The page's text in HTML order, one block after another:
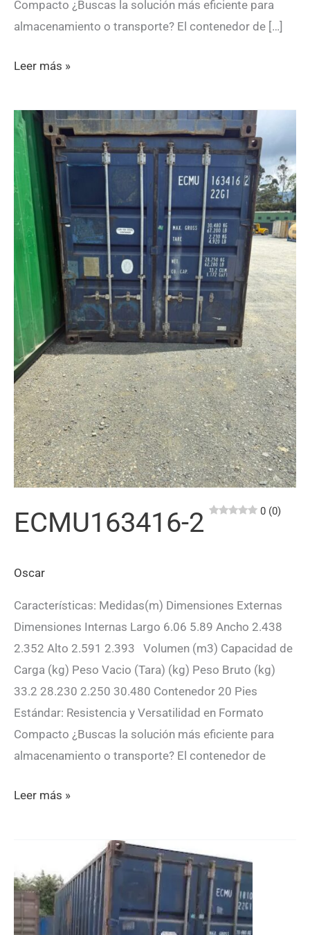
Compacto ¿Buscas la solución más eficiente para
almacenamiento o transporte? El contenedor de […]
ECMU187259-
0 (0)
Leer más »
ECMU163416-2 0 (0)
Oscar
Características: Medidas(m) Dimensiones Externas
Dimensiones Internas Largo 6.06 5.89 Ancho 2.438
2.352 Alto 2.591 2.393 Volumen (m3) Capacidad de
Carga (kg) Peso Vacio (Tara) (kg) Peso Bruto (kg)
33.2 28.230 2.250 30.480 Contenedor 20 Pies
Estándar: Resistencia y Versatilidad en Formato
Compacto ¿Buscas la solución más eficiente para
almacenamiento o transporte? El contenedor de
ECMU163416-
Leer más »